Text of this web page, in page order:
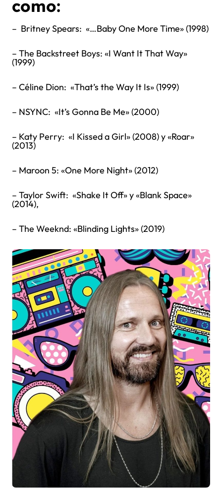
como:
– Britney Spears: «…Baby One More Time» (1998)
– The Backstreet Boys: «I Want It That Way»
(1999)
– Céline Dion: «That’s the Way It Is» (1999)
– NSYNC: «It’s Gonna Be Me» (2000)
– Katy Perry: «I Kissed a Girl» (2008) y «Roar»
(2013)
– Maroon 5: «One More Night» (2012)
– Taylor Swift: «Shake It Off» y «Blank Space»
(2014),
– The Weeknd: «Blinding Lights» (2019)